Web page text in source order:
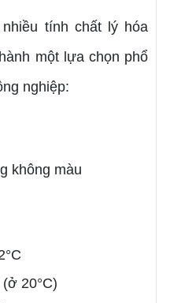
tính chất lý hóa
một lựa chọn phổ
nghiệp:
không màu
(ở 20°C)